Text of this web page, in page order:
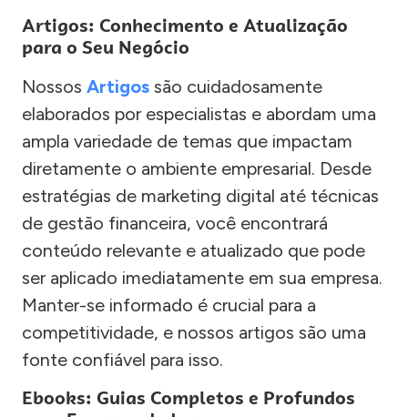
Artigos: Conhecimento e Atualização
para o Seu Negócio
Nossos Artigos são cuidadosamente
elaborados por especialistas e abordam uma
ampla variedade de temas que impactam
diretamente o ambiente empresarial. Desde
estratégias de marketing digital até técnicas
de gestão financeira, você encontrará
conteúdo relevante e atualizado que pode
ser aplicado imediatamente em sua empresa.
Manter-se informado é crucial para a
competitividade, e nossos artigos são uma
fonte confiável para isso.
Ebooks: Guias Completos e Profundos